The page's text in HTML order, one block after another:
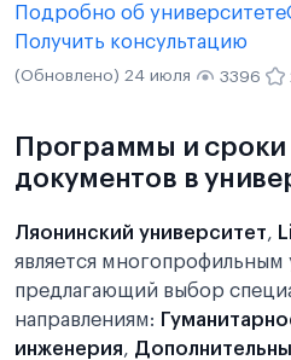
Подробно об университете
Получить консультацию
(Обновлено) 24 июля 3396
Программы и
документов в
Ляонинский университет,
является многопрофильным
предлагающий выбор
направлениям:
инженерия,